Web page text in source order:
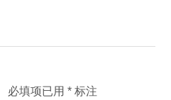
必填项已用* 标注